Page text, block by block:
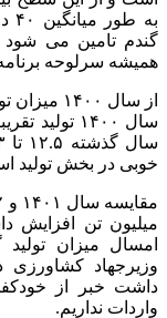
گندم تامین می شود
همیشه سرلوحه
از سال
خوبی در بخش تولید
میلیون تن افزایش
وزیرجهاد کشاورزی
داشت خبر از
واردات نداریم.